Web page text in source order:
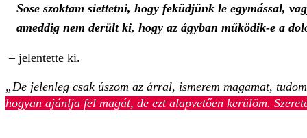
Sose szoktam siettetni, hogy feküdjünk le egymással,
ameddig nem derült ki, hogy az ágyban működik-e a
– jelentette ki.
„De jelenleg csak úszom az árral, ismerem magamat,
hogyan ajánlja fel magát, de ezt alapvetően kerülöm.